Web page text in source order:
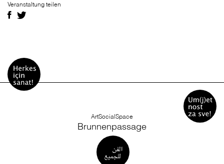
Veranstaltung teilen
ArtSocialSpace
Brunnenpassage